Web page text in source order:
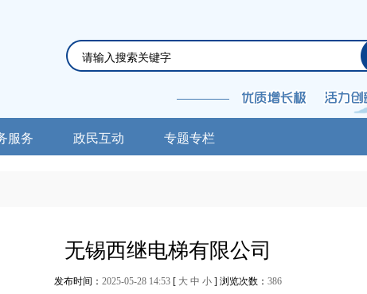
服务 政民互动 专题专栏
无锡西继电梯有限公司
发布时间： 2025-05-28 14:53 [ 大 中 小 ] 浏览次数： 386